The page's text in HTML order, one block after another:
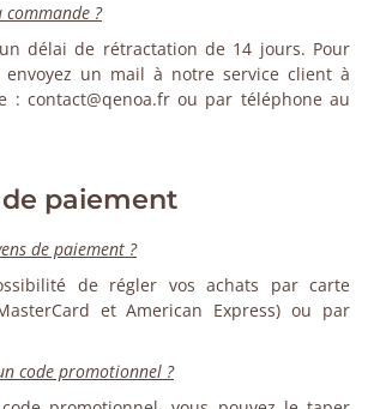
?
délai de rétractation de 14 jours. Pour
un mail à notre service client à
: contact@qenoa.fr ou par téléphone au
paiement
de paiement ?
de régler vos achats par carte
et American Express) ou par
code promotionnel ?